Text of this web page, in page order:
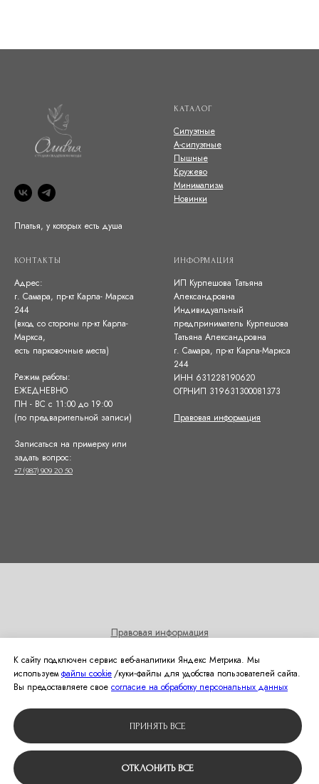
Платья, у которых есть душа
КАТАЛОГ
Силуэтные
А-силуэтные
Пышные
Кружево
Минимализм
Новинки
КОНТАКТЫ
Адрес:
г. Самара, пр-кт Карла- Маркса
244
(вход со стороны пр-кт Карла-
Маркса,
есть парковочные места)
Режим работы:
ЕЖЕДНЕВНО
ПН - ВС с 11:00 до 19:00
(по предварительной записи)
Записаться на примерку или
задать вопрос:
+7 (987) 909 20 50
ИНФОРМАЦИЯ
ИП Курпешова Татьяна
Александровна
Индивидуальный
предприниматель Курпешова
Татьяна Александровна
г. Самара, пр-кт Карла-Маркса
244
ИНН 631228190620
ОГРНИП 319631300081373
Правовая информация
Правовая информация
рассылок
Политика использования cookies
© 2024 Студия свадебной моды Оливия
К сайту подключен сервис веб-аналитики Яндекс Метрика. Мы
используемфайлы cookie/куки‑файлы для удобства пользователей сайта.
Вы предоставляете свое согласие на обработку персональных данных
ПРИНЯТЬ ВСЕ
ОТКЛОНИТЬ ВСЕ